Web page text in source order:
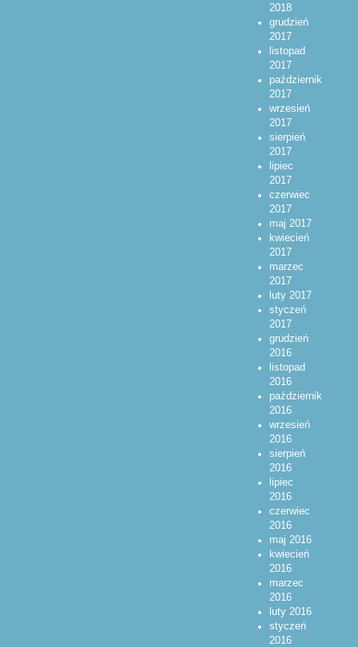
2018
grudzień
2017
listopad
2017
październik
2017
wrzesień
2017
sierpień
2017
lipiec
2017
czerwiec
2017
maj 2017
kwiecień
2017
marzec
2017
luty 2017
styczeń
2017
grudzień
2016
listopad
2016
październik
2016
wrzesień
2016
sierpień
2016
lipiec
2016
czerwiec
2016
maj 2016
kwiecień
2016
marzec
2016
luty 2016
styczeń
2016